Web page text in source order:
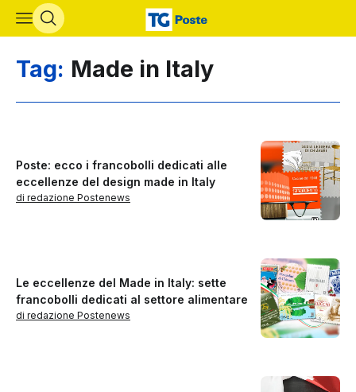
Vai al contenuto principale
Tag: Made in Italy
Poste: ecco i francobolli dedicati alle
eccellenze del design made in Italy
di redazione Postenews
Le eccellenze del Made in Italy: sette
francobolli dedicati al settore alimentare
di redazione Postenews